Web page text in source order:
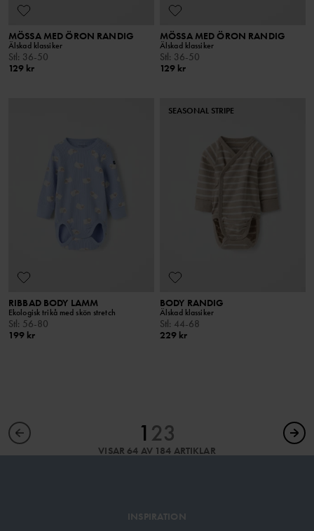
MÖSSA MED ÖRON RANDIG
Älskad klassiker
Stl: 36-50
129 kr
MÖSSA MED ÖRON RANDIG
Älskad klassiker
Stl: 36-50
129 kr
RIBBAD BODY LAMM
Ekologisk trikå med skön stretch
Stl: 56-80
199 kr
SEASONAL STRIPE
BODY RANDIG
Älskad klassiker
Stl: 44-68
229 kr
1 23
VISAR 64 AV 184 ARTIKLAR
INSPIRATION